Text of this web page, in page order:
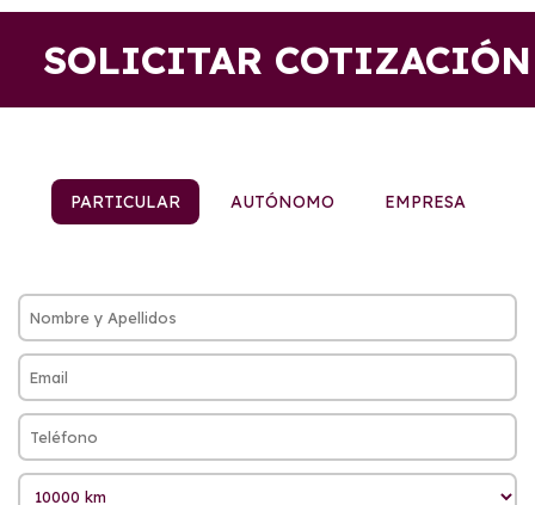
SOLICITAR COTIZACIÓN
PARTICULAR AUTÓNOMO EMPRESA